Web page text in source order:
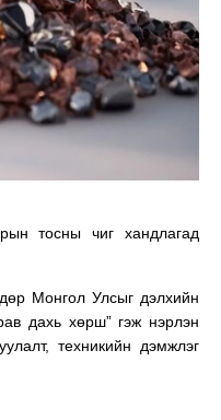
тосны чиг хандлагад
Монгол Улсыг дэлхийн
дахь хөрш” гэж нэрлэн
техникийн дэмжлэг